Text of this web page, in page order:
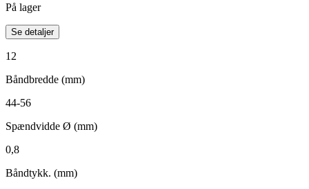
På lager
Se detaljer
12
Båndbredde (mm)
44-56
Spændvidde Ø (mm)
0,8
Båndtykk. (mm)